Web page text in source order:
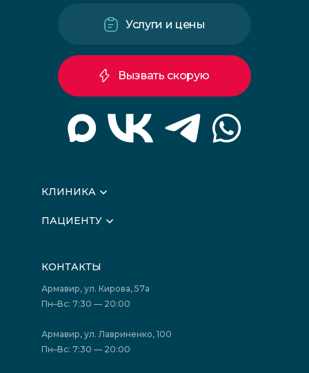
КЛИНИКА
Вышестоящие организации
Лицензии
Фотогалерея
Политика конфиденциальности
Акции
ПАЦИЕНТУ
Подготовка к сдаче анализов
Акции
Отзывы
Государственные программы
Юридическим лицам
Услуги и цены
Вызвать скорую
КОНТАКТЫ
Армавир, ул. Кирова, 57а
Пн–Вс: 7:30 — 20:00
Армавир, ул. Лавриненко, 100
Пн–Вс: 7:30 — 20:00